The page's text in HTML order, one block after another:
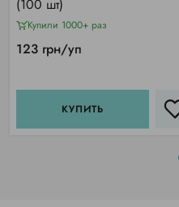
(100 шт)
Купили 1000+ раз
123 грн/уп
КУПИТЬ